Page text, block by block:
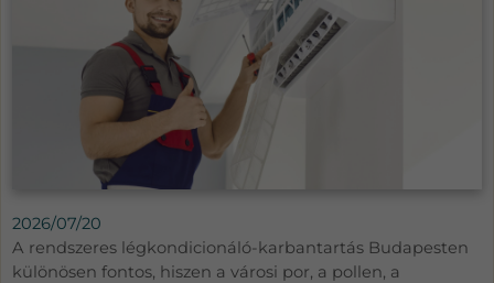
2026/07/20
A rendszeres légkondicionáló-karbantartás Budapesten
különösen fontos, hiszen a városi por, a pollen, a